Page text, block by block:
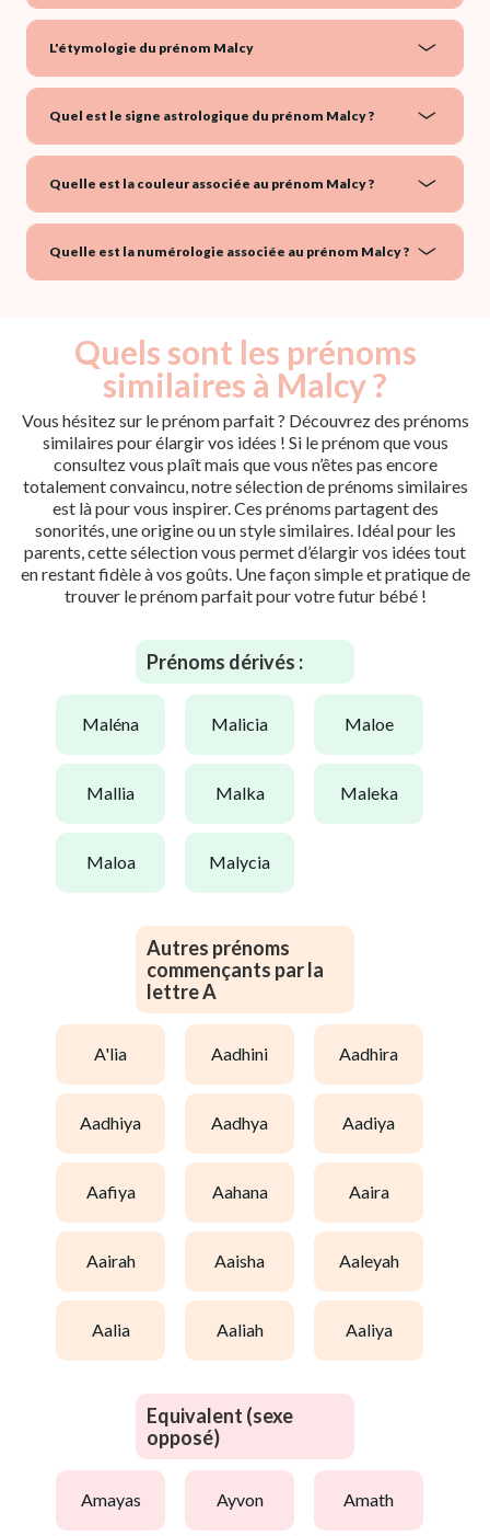
L'étymologie du prénom Malcy
Quel est le signe astrologique du prénom Malcy ?
Quelle est la couleur associée au prénom Malcy ?
Quelle est la numérologie associée au prénom Malcy ?
Quels sont les prénoms
similaires à Malcy ?
Vous hésitez sur le prénom parfait ? Découvrez des prénoms
similaires pour élargir vos idées ! Si le prénom que vous
consultez vous plaît mais que vous n’êtes pas encore
totalement convaincu, notre sélection de prénoms similaires
est là pour vous inspirer. Ces prénoms partagent des
sonorités, une origine ou un style similaires. Idéal pour les
parents, cette sélection vous permet d’élargir vos idées tout
en restant fidèle à vos goûts. Une façon simple et pratique de
trouver le prénom parfait pour votre futur bébé !
Prénoms dérivés :
maléna malicia maloe
mallia malka maleka
maloa malycia
Autres prénoms
commençants par la
lettre A
a'lia aadhini aadhira
aadhiya aadhya aadiya
aafiya aahana aaira
aairah aaisha aaleyah
aalia aaliah aaliya
Equivalent (sexe
opposé)
amayas ayvon amath